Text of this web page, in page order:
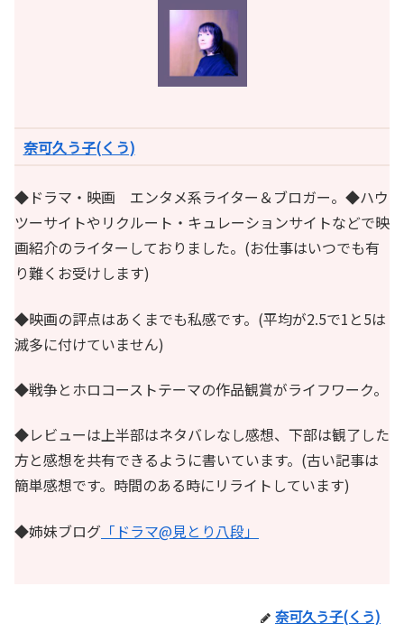
奈可久う子(くう)
◆ドラマ・映画 エンタメ系ライター＆ブロガー。◆ハウ
ツーサイトやリクルート・キュレーションサイトなどで映
画紹介のライターしておりました。(お仕事はいつでも有
り難くお受けします)
◆映画の評点はあくまでも私感です。(平均が2.5で1と5は
滅多に付けていません)
◆戦争とホロコーストテーマの作品観賞がライフワーク。
◆レビューは上半部はネタバレなし感想、下部は観了した
方と感想を共有できるように書いています。(古い記事は
簡単感想です。時間のある時にリライトしています)
◆姉妹ブログ 「ドラマ@見とり八段」
奈可久う子(くう)